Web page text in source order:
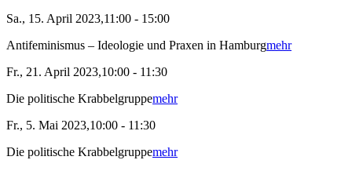
Sa., 15. April 2023,11:00 - 15:00
Antifeminismus – Ideologie und Praxen in Hamburgmehr
Fr., 21. April 2023,10:00 - 11:30
Die politische Krabbelgruppemehr
Fr., 5. Mai 2023,10:00 - 11:30
Die politische Krabbelgruppemehr